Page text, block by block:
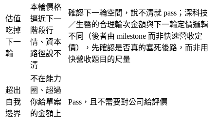
估值
吃掉
下一
輪
本輪價格
逼近下一
階段行
情、資本
路徑說不
清
確認下一輪空間，說不清就 pass；深科技
／生醫的合理輪次金額與下一輪定價邏輯
不同（後者由 milestone 而非快速營收定
價），先確認是否真的塞死後路，而非用
快營收題目的尺量
超出
自我
邊界
不在能力
圈、超過
你給單案
的金額上
Pass，且不需要對公司給評價